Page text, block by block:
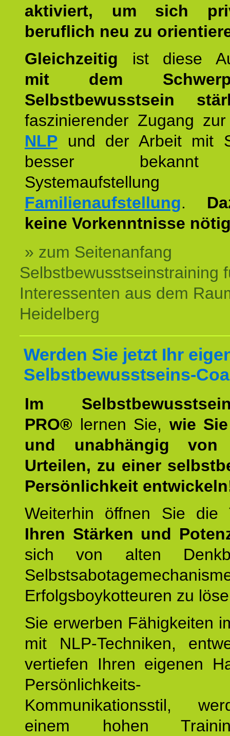
aktiviert, um sich
beruflich neu zu
Gleichzeitig ist diese
mit dem
Selbstbewusstsein
faszinierender Zugang
NLP und der Arbeit mit
besser
Familienaufstellung.
keine Vorkenntnisse
» zum Seitenanfang
Selbstbewusstseinstraining
Interessenten aus dem
Heidelberg
Werden Sie jetzt Ihr
Selbstbewusstseins-
Im
PRO® lernen Sie, wie
und unabhängig von
Urteilen, zu einer
Persönlichkeit
Weiterhin öffnen Sie
Ihren Stärken und
sich von alten
Erfolgsboykotteuren zu
Sie erwerben Fähigkeiten
mit NLP-Techniken,
vertiefen Ihren eigenen
Kommunikationsstil,
einem hohen